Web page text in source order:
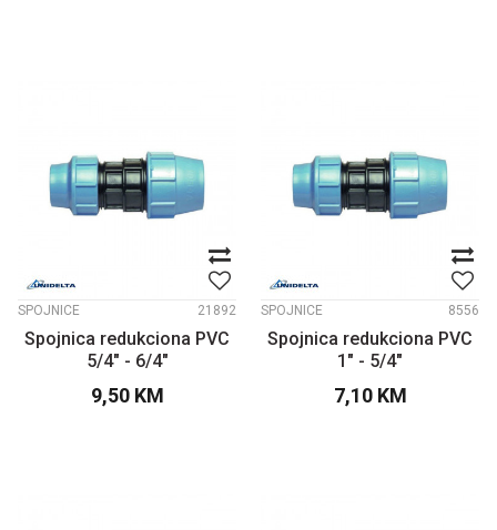
SPOJNICE 21892
Spojnica redukciona PVC
5/4" - 6/4"
9,50 KM
SPOJNICE 8556
Spojnica redukciona PVC
1" - 5/4"
7,10 KM